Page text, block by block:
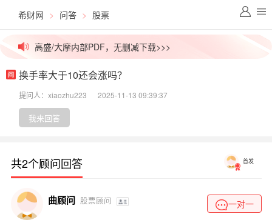
希财网 > 问答 > 股票
价值千元外资研报，今日免费更新>>>
高盛/大摩内部PDF，无删减下载>>>
拒绝信息差！一手英文研报解锁>>>
高价稀缺资源群，最后10个名额>>>
外媒视角解盘，看透主力资金>>>
价值千元外资研报，今日免费更新>>>
换手率大于10还会涨吗？
提问人：xiaozhu223 2025-11-13 09:39:37
我来回答
共2个顾问回答 首发
曲顾问 股票顾问 一对一